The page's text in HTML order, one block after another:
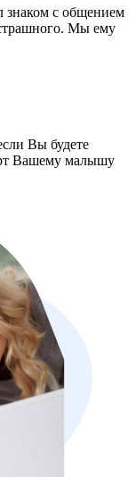
знаком с общением
Мы ему
Вы будете
Вашему малышу